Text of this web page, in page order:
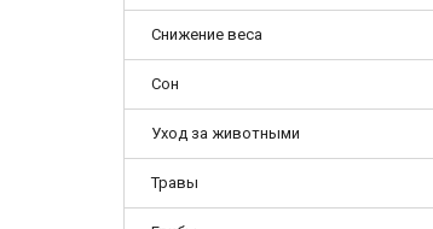
Снижение веса
Сон
Уход за животными
Травы